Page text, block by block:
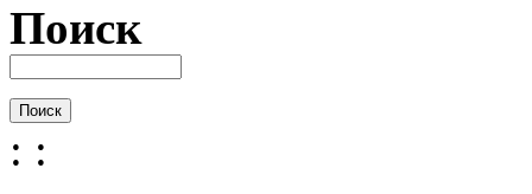
Поиск
: :